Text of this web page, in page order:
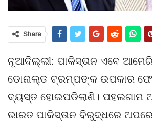
Share
ନୂଆଦିଲ୍ଲୀ: ପାକିସ୍ତାନ ଏବେ
ଡୋନାଲ୍ଡ ଟ୍ରମ୍ପଙ୍କ ଉପକାର
ବ୍ୟସ୍ତ ହୋଇପଡିଲାଣି। ପହଲଗାମ
ଭାରତ ପାକିସ୍ତାନ ବିରୁଦ୍ଧରେ